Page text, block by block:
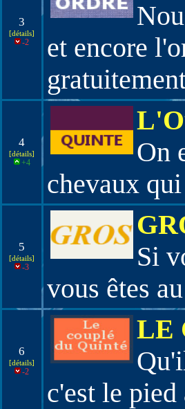
3
[détails]
-2
et encore
4
[détails]
+4
On
chevaux
5
[détails]
-3
Si
vous êtes
6
[détails]
-2
LE
c'est le